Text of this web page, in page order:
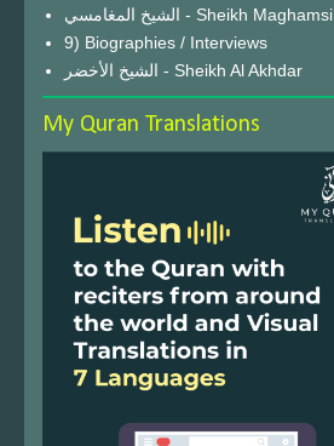
الشيخ المغامسي - Sheikh Maghamsi
9) Biographies / Interviews
الشيخ الأخضر - Sheikh Al Akhdar
My Quran Translations